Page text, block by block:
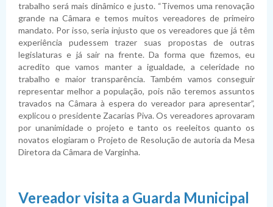
trabalho será mais dinâmico e justo. “Tivemos uma renovação
grande na Câmara e temos muitos vereadores de primeiro
mandato. Por isso, seria injusto que os vereadores que já têm
experiência pudessem trazer suas propostas de outras
legislaturas e já sair na frente. Da forma que fizemos, eu
acredito que vamos manter a igualdade, a celeridade no
trabalho e maior transparência. Também vamos conseguir
representar melhor a população, pois não teremos assuntos
travados na Câmara à espera do vereador para apresentar”,
explicou o presidente Zacarias Piva. Os vereadores aprovaram
por unanimidade o projeto e tanto os reeleitos quanto os
novatos elogiaram o Projeto de Resolução de autoria da Mesa
Diretora da Câmara de Varginha.
Vereador visita a Guarda Municipal